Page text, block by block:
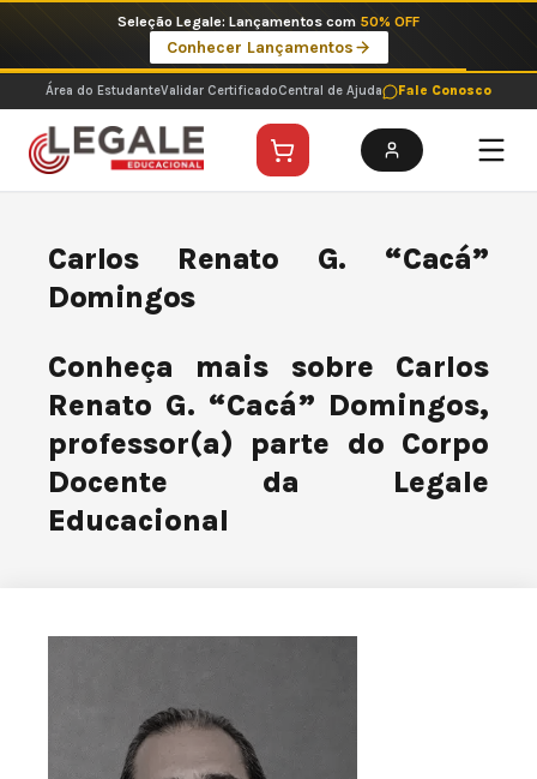
o
conteúdo
Seleção Legale: Lançamentos com 50% OFF
Conhecer Lançamentos
Área do EstudanteValidar CertificadoCentral de Ajuda Fale Conosco
Carlos Renato G. “Cacá”
Domingos
Conheça mais sobre Carlos
Renato G. “Cacá” Domingos,
professor(a) parte do Corpo
Docente da Legale
Educacional